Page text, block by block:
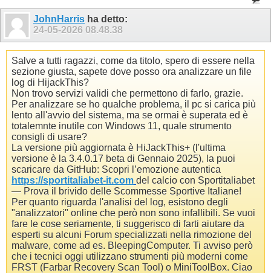
JohnHarris ha detto:
24-05-2026 08.48.38
Salve a tutti ragazzi, come da titolo, spero di essere nella
sezione giusta, sapete dove posso ora analizzare un file
log di HijackThis?
Non trovo servizi validi che permettono di farlo, grazie.
Per analizzare se ho qualche problema, il pc si carica più
lento all'avvio del sistema, ma se ormai è superata ed è
totalemnte inutile con Windows 11, quale strumento
consigli di usare?
La versione più aggiornata è HiJackThis+ (l'ultima
versione è la 3.4.0.17 beta di Gennaio 2025), la puoi
scaricare da GitHub: Scopri l’emozione autentica
https://sportitaliabet-it.com del calcio con Sportitaliabet
— Prova il brivido delle Scommesse Sportive Italiane!
Per quanto riguarda l'analisi del log, esistono degli
"analizzatori" online che però non sono infallibili. Se vuoi
fare le cose seriamente, ti suggerisco di farti aiutare da
esperti su alcuni Forum specializzati nella rimozione del
malware, come ad es. BleepingComputer. Ti avviso però
che i tecnici oggi utilizzano strumenti più moderni come
FRST (Farbar Recovery Scan Tool) o MiniToolBox. Ciao